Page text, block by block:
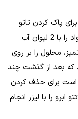
پاک کردن تاتو
ابرو با سرکه و ژل آلوئه ورا ابتدا باید این دو مواد را با 2 لیوان آب
محلول را بر روی
که بعد از گذشت چند
است برای حذف کردن
را با لیزر انجام